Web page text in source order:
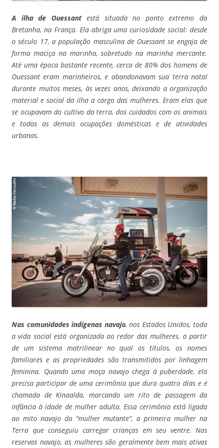
A ilha de Ouessantestá situada no ponto extremo da
Bretanha, na França. Ela abriga uma curiosidade social: desde
o século 17, a população masculina de Ouessant se engaja de
forma maciça na marinha, sobretudo na marinha mercante.
Até uma época bastante recente, cerca de 80% dos homens de
Ouessant eram marinheiros, e abandonavam sua terra natal
durante muitos meses, às vezes anos, deixando a organização
material e social da ilha a cargo das mulheres. Eram elas que
se ocupavam do cultivo da terra, dos cuidados com os animais
e todas as demais ocupações domésticas e de atividades
urbanas.
Nas comunidades indígenas navajo, nos Estados Unidos, toda
a vida social está organizada ao redor das mulheres, a partir
de um sistema matrilinear no qual os títulos, os nomes
familiares e as propriedades são transmitidos por linhagem
feminina. Quando uma moça navajo chega à puberdade, ela
precisa participar de uma cerimônia que dura quatro dias e é
chamada de Kinaalda, marcando um rito de passagem da
infância à idade de mulher adulta. Essa cerimônia está ligada
ao mito navajo da “mulher mutante”, a primeira mulher na
Terra que conseguiu carregar crianças em seu ventre. Nas
reservas navajo, as mulheres são geralmente bem mais ativas